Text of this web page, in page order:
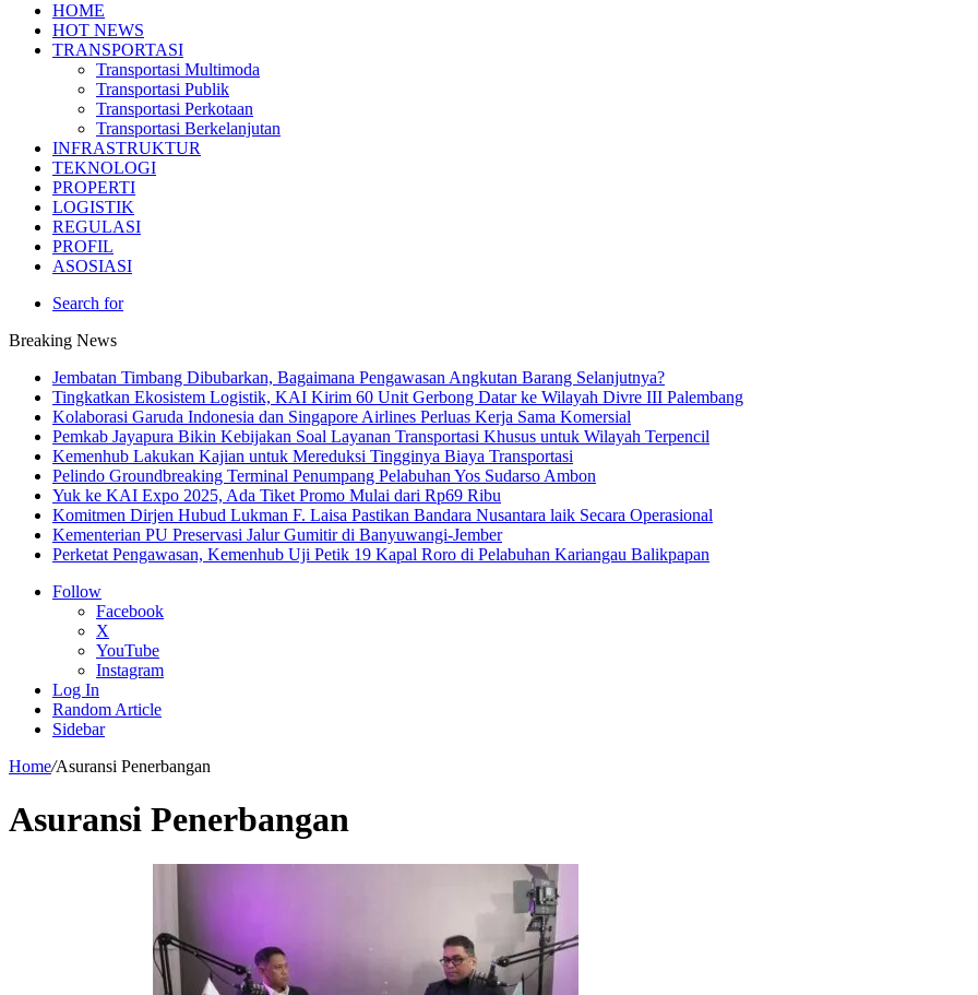
HOME
HOT NEWS
TRANSPORTASI
Transportasi Multimoda
Transportasi Publik
Transportasi Perkotaan
Transportasi Berkelanjutan
INFRASTRUKTUR
TEKNOLOGI
PROPERTI
LOGISTIK
REGULASI
PROFIL
ASOSIASI
Search for
Breaking News
Jembatan Timbang Dibubarkan, Bagaimana Pengawasan Angkutan Barang Selanjutnya?
Tingkatkan Ekosistem Logistik, KAI Kirim 60 Unit Gerbong Datar ke Wilayah Divre III Palembang
Kolaborasi Garuda Indonesia dan Singapore Airlines Perluas Kerja Sama Komersial
Pemkab Jayapura Bikin Kebijakan Soal Layanan Transportasi Khusus untuk Wilayah Terpencil
Kemenhub Lakukan Kajian untuk Mereduksi Tingginya Biaya Transportasi
Pelindo Groundbreaking Terminal Penumpang Pelabuhan Yos Sudarso Ambon
Yuk ke KAI Expo 2025, Ada Tiket Promo Mulai dari Rp69 Ribu
Komitmen Dirjen Hubud Lukman F. Laisa Pastikan Bandara Nusantara laik Secara Operasional
Kementerian PU Preservasi Jalur Gumitir di Banyuwangi-Jember
Perketat Pengawasan, Kemenhub Uji Petik 19 Kapal Roro di Pelabuhan Kariangau Balikpapan
Follow
Facebook
X
YouTube
Instagram
Log In
Random Article
Sidebar
Home/Asuransi Penerbangan
Asuransi Penerbangan